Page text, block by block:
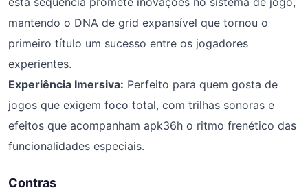
mantendo o DNA de grid expansível que tornou o
primeiro título um sucesso entre os jogadores
experientes.
Experiência Imersiva: Perfeito para quem gosta de
jogos que exigem foco total, com trilhas sonoras e
efeitos que acompanham apk36h o ritmo frenético das
funcionalidades especiais.
Contras